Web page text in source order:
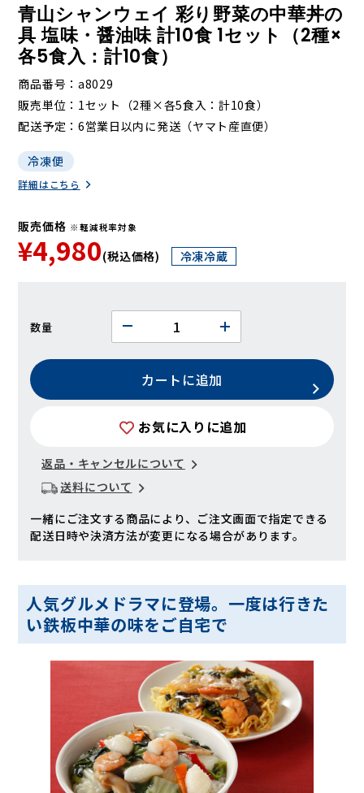
青山シャンウェイ 彩り野菜の中華丼の
具 塩味・醤油味 計10食 1セット（2種×
各5食入：計10食）
商品番号
a8029
販売単位
1セット（2種×各5食入：計10食）
配送予定
6営業日以内に発送（ヤマト産直便）
冷凍便
詳細はこちら
販売価格 ※軽減税率対象
¥4,980(税込価格) 冷凍冷蔵
数量
カートに追加
お気に入りに追加
返品・キャンセルについて
送料について
一緒にご注文する商品により、ご注文画面で指定できる
配送日時や決済方法が変更になる場合があります。
人気グルメドラマに登場。一度は行きた
い鉄板中華の味をご自宅で